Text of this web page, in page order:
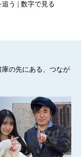
追う | 数字で見る
の先にある、つなが